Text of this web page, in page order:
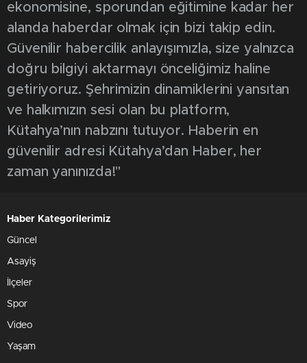
ekonomisine, sporundan eğitimine kadar her
alanda haberdar olmak için bizi takip edin.
Güvenilir habercilik anlayışımızla, size yalnızca
doğru bilgiyi aktarmayı önceliğimiz haline
getiriyoruz. Şehrimizin dinamiklerini yansıtan
ve halkımızın sesi olan bu platform,
Kütahya’nın nabzını tutuyor. Haberin en
güvenilir adresi Kütahya’dan Haber, her
zaman yanınızda!"
Haber Kategorilerimiz
Güncel
Asayiş
İlçeler
Spor
Video
Yaşam